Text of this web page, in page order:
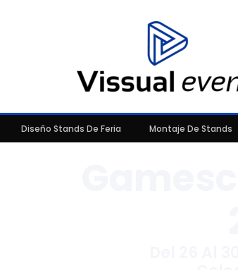
Diseño Stands De Feria Montaje De Stands